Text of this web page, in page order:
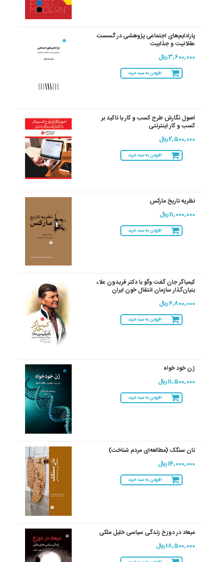
پارادایم‌های اجتماعی پژوهشی در گسست
عقلانیت و جذابیت
3,600,000 ريال
افزودن به سبد خرید
اصول نگارش طرح کسب و کار با تاکید بر
کسب و کار اینترنتی
2,500,000 ريال
افزودن به سبد خرید
نظریه تاریخ مارکس
11,000,000 ريال
افزودن به سبد خرید
کیمیاگر جان گفت ‌وگو با دکتر فریدون علاء
بنیان‌گذار سازمان انتقال خون ایران
6,800,000 ريال
افزودن به سبد خرید
ژن خود خواه
11,500,000 ريال
افزودن به سبد خرید
نان سنگک (مطالعه‌ای مردم شناخت)
14,000,000 ريال
افزودن به سبد خرید
میعاد در دوزخ زندگی سیاسی خلیل ملکی
18,500,000 ريال